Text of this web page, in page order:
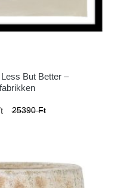
But Better –
25390 Ft